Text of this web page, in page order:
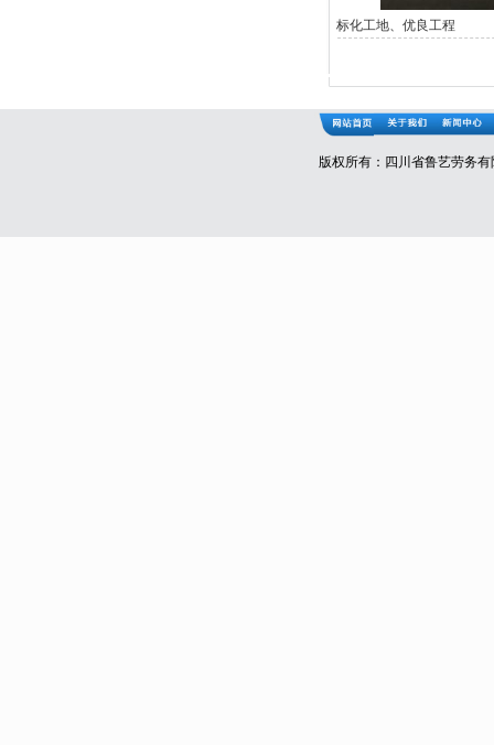
标化工地、优良工程
版权所有：四川省鲁艺劳务